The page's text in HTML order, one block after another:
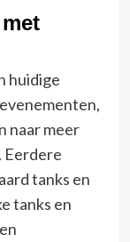
huidige
naar meer
Eerdere
tanks en
tanks en